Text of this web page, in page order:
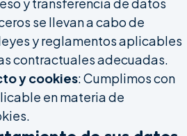
y transferencia de datos
se llevan a cabo de
y reglamentos aplicables
contractuales adecuadas.
y cookies: Cumplimos con
en materia de